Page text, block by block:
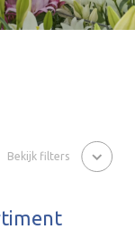
Bekijk filters